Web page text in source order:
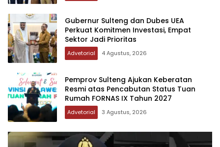
Gubernur Sulteng dan Dubes UEA
Perkuat Komitmen Investasi, Empat
Sektor Jadi Prioritas
Advetorial 4 Agustus, 2026
Pemprov Sulteng Ajukan Keberatan
Resmi atas Pencabutan Status Tuan
Rumah FORNAS IX Tahun 2027
Advetorial 3 Agustus, 2026